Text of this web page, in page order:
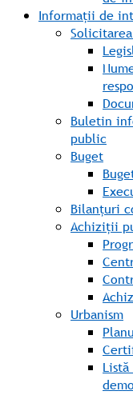
Informații de
Buletin
public
Buget
Bilanțuri
Achiziții
Urbanism